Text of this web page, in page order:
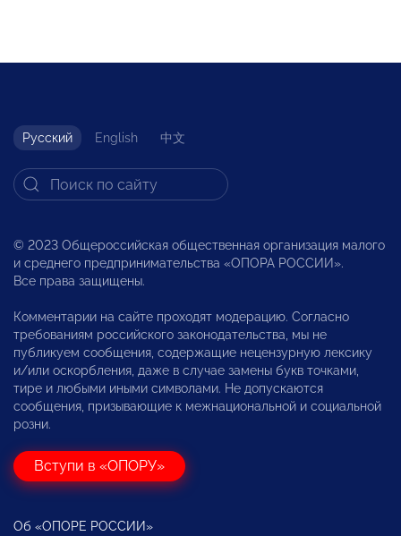
Русский English 中文
© 2023 Общероссийская общественная организация малого
и среднего предпринимательства «ОПОРА РОССИИ».
Все права защищены.
Комментарии на сайте проходят модерацию. Согласно
требованиям российского законодательства, мы не
публикуем сообщения, содержащие нецензурную лексику
и/или оскорбления, даже в случае замены букв точками,
тире и любыми иными символами. Не допускаются
сообщения, призывающие к межнациональной и социальной
розни.
Вступи в «ОПОРУ»
Об «ОПОРЕ РОССИИ»